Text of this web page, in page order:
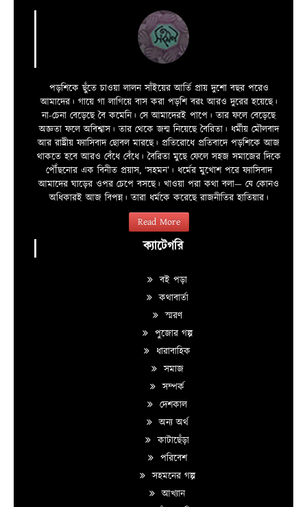
পড়শিকে ছুঁতে চাওয়া লালন সাঁইয়ের আর্তি প্রায় দুশো বছর পরেও
আমাদের। গায়ে গা লাগিয়ে বাস করা পড়শি বরং আরও দুরের হয়েছে।
না-চেনা বেড়েছে বৈ কমেনি। সে আমাদেরই পাপে। তার ফলে বেড়েছে
অজ্ঞতা ফলে অবিশ্বাস। তার থেকে জন্ম নিয়েছে বৈরিতা। ধর্মীয় মৌলবাদ
আর রাষ্ট্রীয় ফ্যাসিবাদ ছোবল মারছে। প্রতিরোধে প্রতিবাদে পড়শিকে আজ
থাকতে হবে আরও বেঁধে বেঁধে। বৈরিতা মুছে ফেলে সহজ সমাজের দিকে
পৌঁছনোর এক বিনীত প্রয়াস, ‘সহমন’। ধর্মের মুখোশ পরে ফ্যাসিবাদ
আমাদের ঘাড়ের ওপর চেপে বসছে। খাওয়া পরা কথা বলা—­­ যে কোনও
অধিকারই আজ বিপন্ন। তারা ধর্মকে করেছে রাজনীতির হাতিয়ার।
Read More
ক্যাটেগরি
বই পড়া
কথাবার্তা
স্মরণ
পুজোর গল্প
ধারাবাহিক
সমাজ
সম্পর্ক
দেশকাল
অন্য অর্থ
কাটাছেঁড়া
পরিবেশ
সহমনের গল্প
আখ্যান